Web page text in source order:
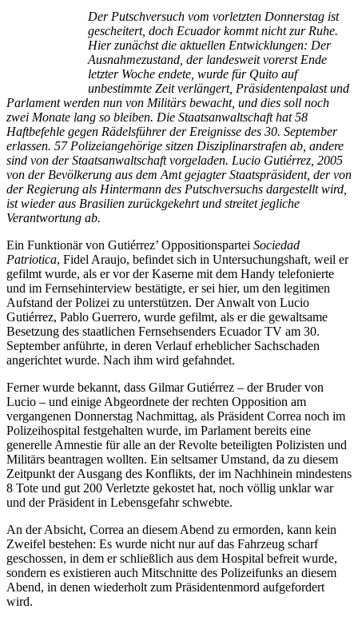
Der Putschversuch vom vorletzten Donnerstag ist
gescheitert, doch Ecuador kommt nicht zur Ruhe.
Hier zunächst die aktuellen Entwicklungen: Der
Ausnahmezustand, der landesweit vorerst Ende
letzter Woche endete, wurde für Quito auf
unbestimmte Zeit verlängert, Präsidentenpalast und
Parlament werden nun von Militärs bewacht, und dies soll noch
zwei Monate lang so bleiben. Die Staatsanwaltschaft hat 58
Haftbefehle gegen Rädelsführer der Ereignisse des 30. September
erlassen. 57 Polizeiangehörige sitzen Disziplinarstrafen ab, andere
sind von der Staatsanwaltschaft vorgeladen. Lucio Gutiérrez, 2005
von der Bevölkerung aus dem Amt gejagter Staatspräsident, der von
der Regierung als Hintermann des Putschversuchs dargestellt wird,
ist wieder aus Brasilien zurückgekehrt und streitet jegliche
Verantwortung ab.
Ein Funktionär von Gutiérrez’ Oppositionspartei Sociedad
Patriotica, Fidel Araujo, befindet sich in Untersuchungshaft, weil er
gefilmt wurde, als er vor der Kaserne mit dem Handy telefonierte
und im Fernsehinterview bestätigte, er sei hier, um den legitimen
Aufstand der Polizei zu unterstützen. Der Anwalt von Lucio
Gutiérrez, Pablo Guerrero, wurde gefilmt, als er die gewaltsame
Besetzung des staatlichen Fernsehsenders Ecuador TV am 30.
September anführte, in deren Verlauf erheblicher Sachschaden
angerichtet wurde. Nach ihm wird gefahndet.
Ferner wurde bekannt, dass Gilmar Gutiérrez – der Bruder von
Lucio – und einige Abgeordnete der rechten Opposition am
vergangenen Donnerstag Nachmittag, als Präsident Correa noch im
Polizeihospital festgehalten wurde, im Parlament bereits eine
generelle Amnestie für alle an der Revolte beteiligten Polizisten und
Militärs beantragen wollten. Ein seltsamer Umstand, da zu diesem
Zeitpunkt der Ausgang des Konflikts, der im Nachhinein mindestens
8 Tote und gut 200 Verletzte gekostet hat, noch völlig unklar war
und der Präsident in Lebensgefahr schwebte.
An der Absicht, Correa an diesem Abend zu ermorden, kann kein
Zweifel bestehen: Es wurde nicht nur auf das Fahrzeug scharf
geschossen, in dem er schließlich aus dem Hospital befreit wurde,
sondern es existieren auch Mitschnitte des Polizeifunks an diesem
Abend, in denen wiederholt zum Präsidentenmord aufgefordert
wird.